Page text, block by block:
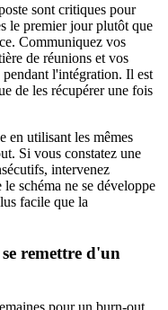
sont critiques pour
le premier jour plutôt que
Communiquez vos
de réunions et vos
pendant l'intégration. Il est
de les récupérer une fois
en utilisant les mêmes
Si vous constatez une
intervenez
schéma ne se développe
facile que la
remettre d'un